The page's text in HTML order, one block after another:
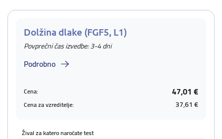
Dolžina dlake (FGF5, L1)
Povprečni čas izvedbe: 3-4 dni
Podrobno
Cena: 47,01 €
Cena za vzreditelje: 37,61 €
Žival za katero naročate test